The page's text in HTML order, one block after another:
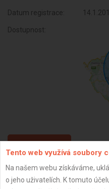
Datum registrace:
Dostupnost:
ZPĚT
Aktualizováno z portálu
Tento web využívá soubory
Na našem webu získáváme,
o jeho uživatelích. K tomuto